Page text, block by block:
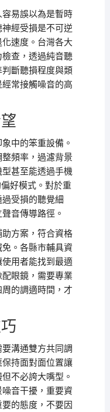
易誤以為是暫時
經受損是不可逆
速度。台灣各大
查，透過純音聽
斷聽損程度與類
常接觸噪音的高
中的笨重設備。
頻率，過濾背景
甚至能透過手機
好模式。對於重
受損的聽覺細
音傳導路徑。
方案，符合資格
。各縣市輔具資
用者能找到最適
眼鏡，需要專業
的調適時間，才
溝通雙方共同調
持面對面位置讓
不必誇大嘴型。
音干擾，重要資
的態度，不要因